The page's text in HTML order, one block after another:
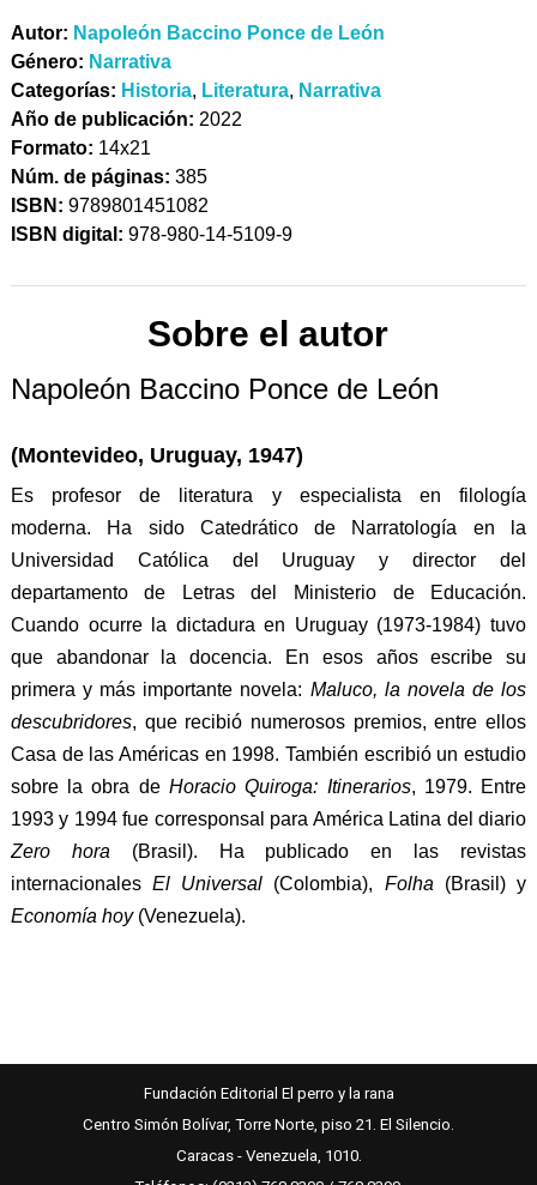
Autor: Napoleón Baccino Ponce de León
Género: Narrativa
Categorías: Historia, Literatura, Narrativa
Año de publicación: 2022
Formato: 14x21
Núm. de páginas: 385
ISBN: 9789801451082
ISBN digital: 978-980-14-5109-9
Sobre el autor
Napoleón Baccino Ponce de León
(Montevideo, Uruguay, 1947)
Es profesor de literatura y especialista en filología
moderna. Ha sido Catedrático de Narratología en la
Universidad Católica del Uruguay y director del
departamento de Letras del Ministerio de Educación.
Cuando ocurre la dictadura en Uruguay (1973-1984) tuvo
que abandonar la docencia. En esos años escribe su
primera y más importante novela: Maluco, la novela de los
descubridores, que recibió numerosos premios, entre ellos
Casa de las Américas en 1998. También escribió un estudio
sobre la obra de Horacio Quiroga: Itinerarios, 1979. Entre
1993 y 1994 fue corresponsal para América Latina del diario
Zero hora (Brasil). Ha publicado en las revistas
internacionalesEl Universal (Colombia), Folha (Brasil) y
Economía hoy(Venezuela).
Fundación Editorial El perro y la rana
Centro Simón Bolívar, Torre Norte, piso 21. El Silencio.
Caracas - Venezuela, 1010.